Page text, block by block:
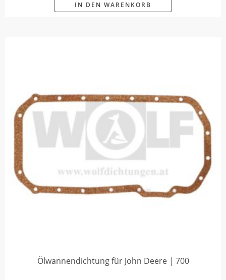
IN DEN WARENKORB
Ölwannendichtung für John Deere | 700